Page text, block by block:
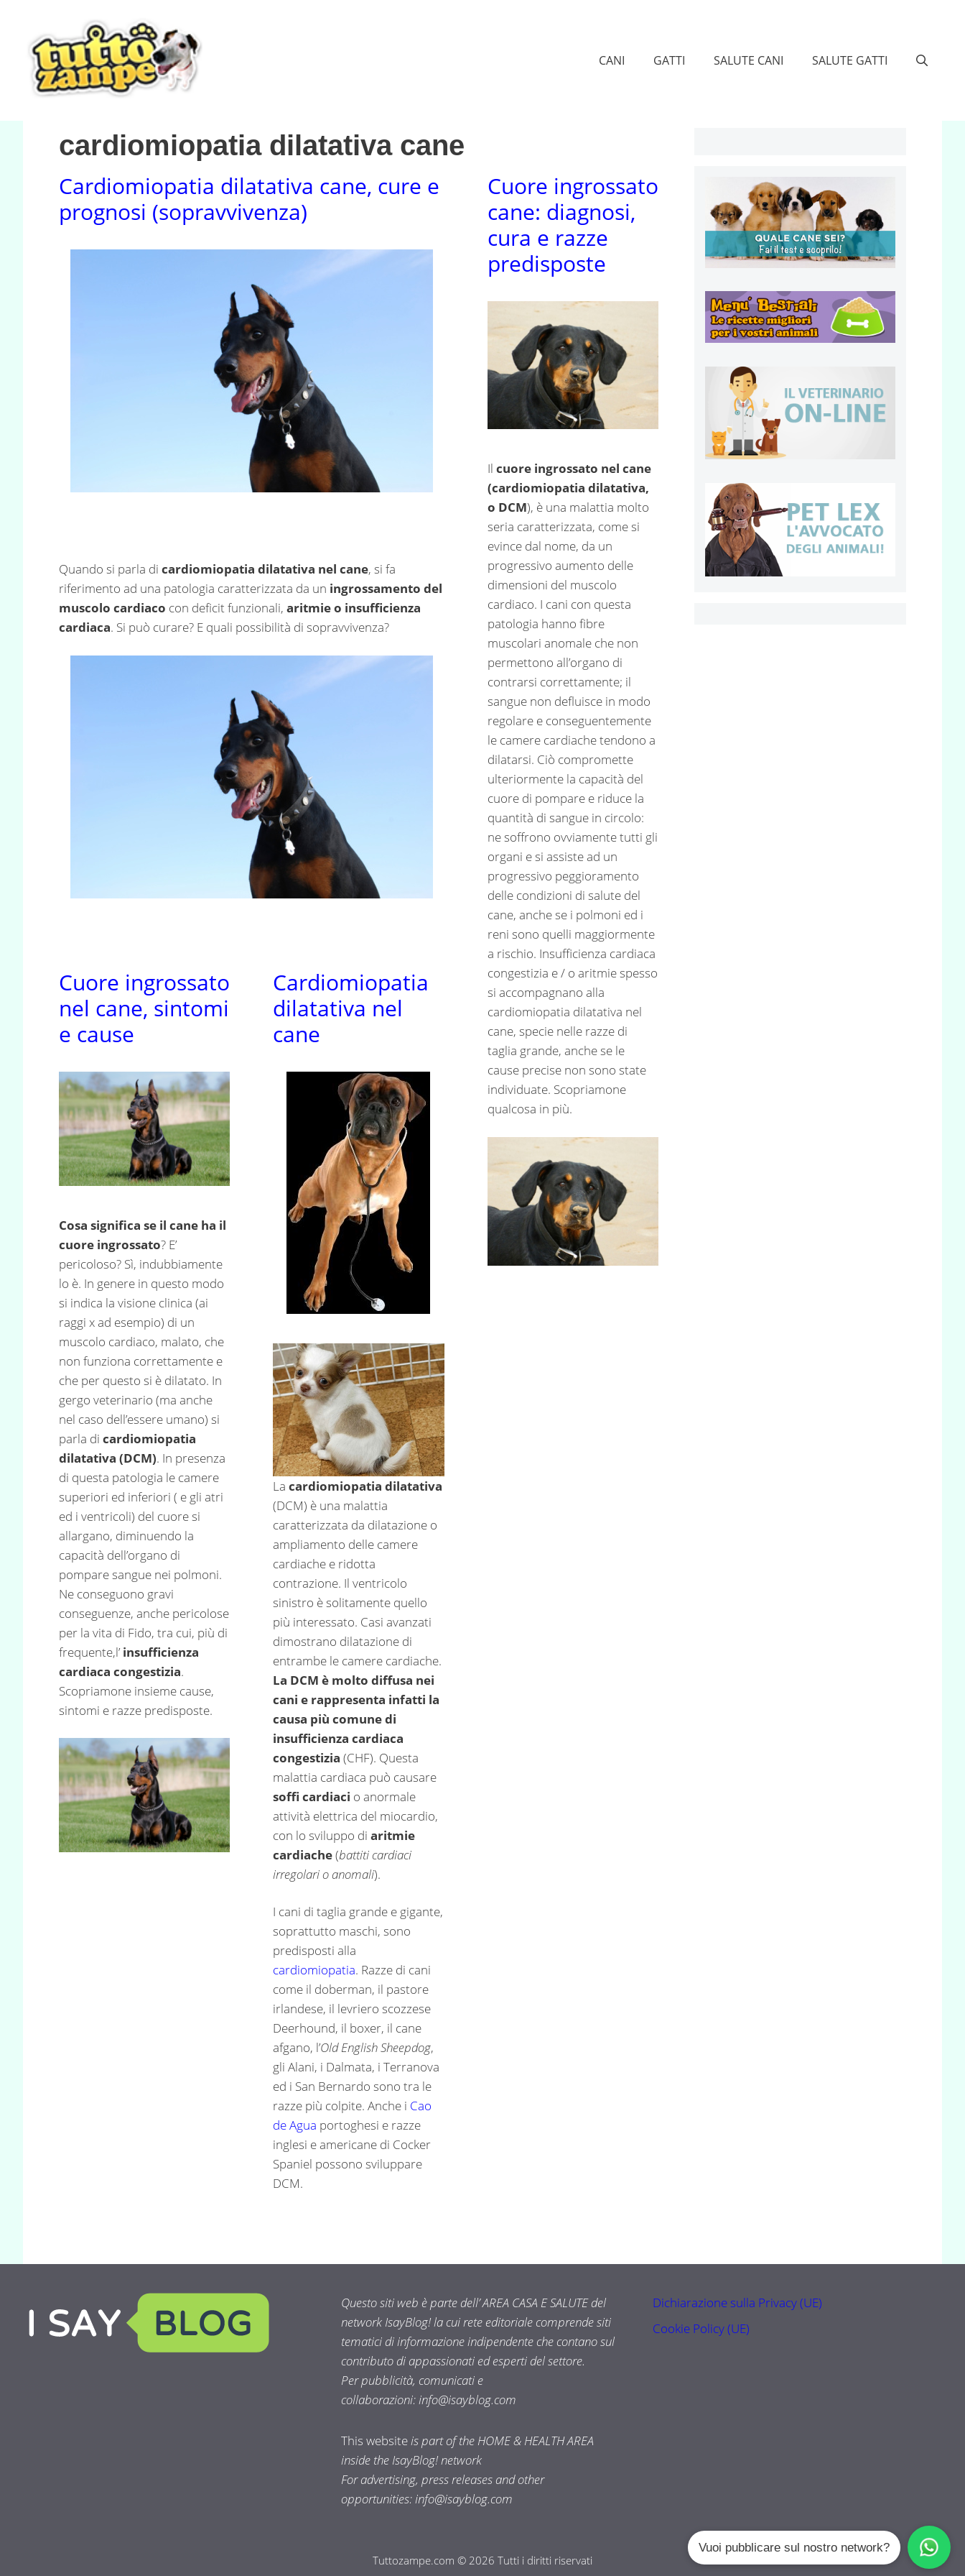
contenuto
CANI GATTI SALUTE CANI SALUTE GATTI
cardiomiopatia dilatativa cane
Cardiomiopatia dilatativa cane, cure e
prognosi (sopravvivenza)
Quando si parla di cardiomiopatia dilatativa nel cane, si fa
riferimento ad una patologia caratterizzata da un ingrossamento del
muscolo cardiaco con deficit funzionali, aritmie o insufficienza
cardiaca. Si può curare? E quali possibilità di sopravvivenza?
Cuore ingrossato
cane: diagnosi,
cura e razze
predisposte
Il cuore ingrossato nel cane
(cardiomiopatia dilatativa,
o DCM), è una malattia molto
seria caratterizzata, come si
evince dal nome, da un
progressivo aumento delle
dimensioni del muscolo
cardiaco. I cani con questa
patologia hanno fibre
muscolari anomale che non
permettono all’organo di
contrarsi correttamente; il
sangue non defluisce in modo
regolare e conseguentemente
le camere cardiache tendono a
dilatarsi. Ciò compromette
ulteriormente la capacità del
cuore di pompare e riduce la
quantità di sangue in circolo:
ne soffrono ovviamente tutti gli
organi e si assiste ad un
progressivo peggioramento
delle condizioni di salute del
cane, anche se i polmoni ed i
reni sono quelli maggiormente
a rischio. Insufficienza cardiaca
congestizia e / o aritmie spesso
si accompagnano alla
cardiomiopatia dilatativa nel
cane, specie nelle razze di
taglia grande, anche se le
cause precise non sono state
individuate. Scopriamone
qualcosa in più.
Cuore ingrossato
nel cane, sintomi
e cause
Cosa significa se il cane ha il
cuore ingrossato? E’
pericoloso? Sì, indubbiamente
lo è. In genere in questo modo
si indica la visione clinica (ai
raggi x ad esempio) di un
muscolo cardiaco, malato, che
non funziona correttamente e
che per questo si è dilatato. In
gergo veterinario (ma anche
nel caso dell’essere umano) si
parla di cardiomiopatia
dilatativa (DCM). In presenza
di questa patologia le camere
superiori ed inferiori ( e gli atri
ed i ventricoli) del cuore si
allargano, diminuendo la
capacità dell’organo di
pompare sangue nei polmoni.
Ne conseguono gravi
conseguenze, anche pericolose
per la vita di Fido, tra cui, più di
frequente,l’ insufficienza
cardiaca congestizia.
Scopriamone insieme cause,
sintomi e razze predisposte.
Cardiomiopatia
dilatativa nel
cane
Lacardiomiopatia dilatativa
(DCM) è una malattia
caratterizzata da dilatazione o
ampliamento delle camere
cardiache e ridotta
contrazione. Il ventricolo
sinistro è solitamente quello
più interessato. Casi avanzati
dimostrano dilatazione di
entrambe le camere cardiache.
La DCM è molto diffusa nei
cani e rappresenta infatti la
causa più comune di
insufficienza cardiaca
congestizia (CHF). Questa
malattia cardiaca può causare
soffi cardiaci o anormale
attività elettrica del miocardio,
con lo sviluppo diaritmie
cardiache(battiti cardiaci
irregolari o anomali).
I cani di taglia grande e gigante,
soprattutto maschi, sono
predisposti alla
cardiomiopatia. Razze di cani
come il doberman, il pastore
irlandese, il levriero scozzese
Deerhound, il boxer, il cane
afgano, l’Old English Sheepdog,
gli Alani, i Dalmata, i Terranova
ed i San Bernardo sono tra le
razze più colpite. Anche i Cao
de Agua portoghesi e razze
inglesi e americane di Cocker
Spaniel possono sviluppare
DCM.
Questo siti web è parte dell’ AREA CASA E SALUTE del
network IsayBlog! la cui rete editoriale comprende siti
tematici di informazione indipendente che contano sul
contributo di appassionati ed esperti del settore.
Per pubblicità, comunicati e
collaborazioni:info@isayblog.com
This websiteis part of the HOME & HEALTH AREA
inside the IsayBlog! network
For advertising, press releases and other
opportunities:info@isayblog.com
Dichiarazione sulla Privacy (UE)
Cookie Policy (UE)
Tuttozampe.com © 2026 Tutti i diritti riservati
Vuoi pubblicare sul nostro network?